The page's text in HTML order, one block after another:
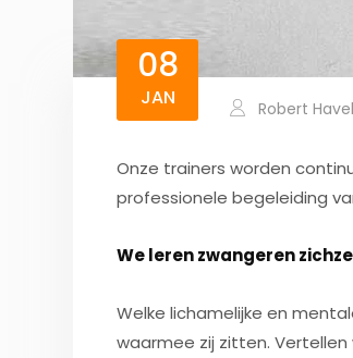
08
JAN Robert
Onze trainers worden
professionele begeleiding
We leren zwangeren
Welke lichamelijke en
waarmee zij zitten. Vertellen